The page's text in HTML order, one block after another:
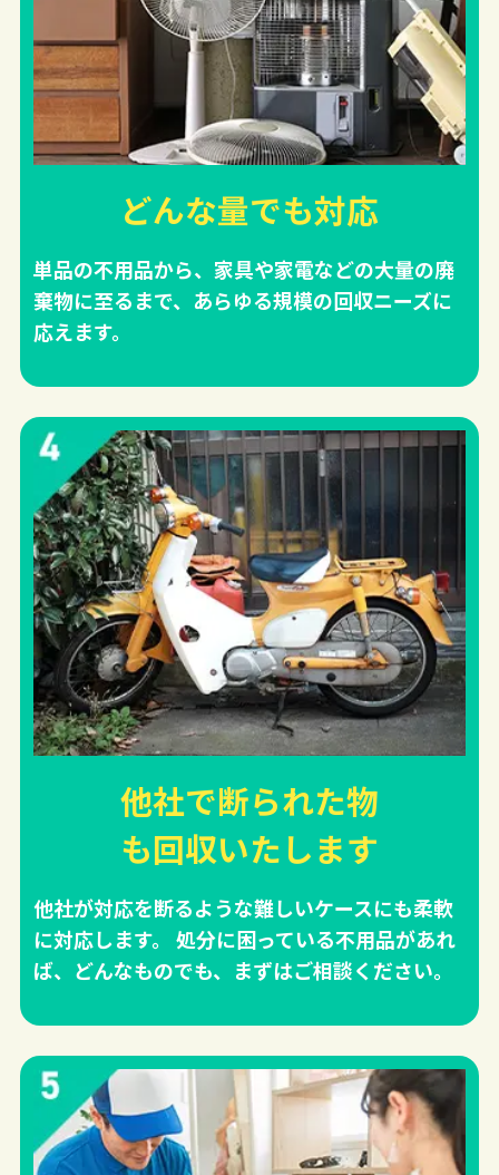
どんな量でも対応
単品の不用品から、家具や家電などの大量の廃
棄物に至るまで、あらゆる規模の回収ニーズに
応えます。
他社で断られた物
も回収いたします
他社が対応を断るような難しいケースにも柔軟
に対応します。 処分に困っている不用品があれ
ば、どんなものでも、まずはご相談ください。